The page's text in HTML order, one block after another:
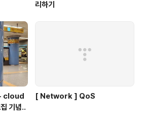
리하기
cloud
기념..
[ Network ] QoS